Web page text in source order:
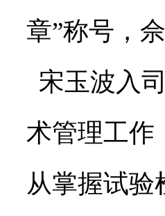
章”称号，
宋玉波入
术管理工作
从掌握试验